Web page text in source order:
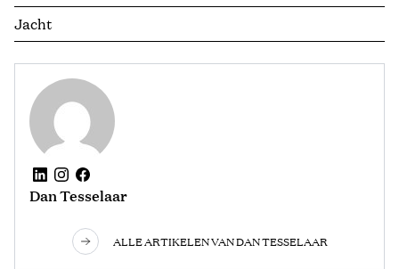
Jacht
Dan Tesselaar
ALLE ARTIKELEN VAN DAN TESSELAAR